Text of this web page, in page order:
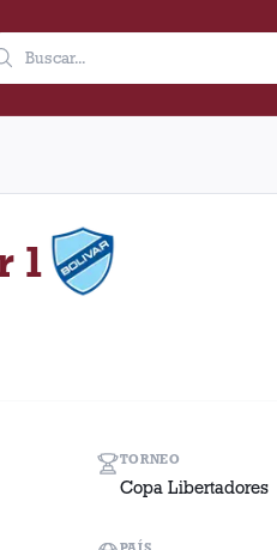
en condición de local en
1
TORNEO
Copa Libertadores